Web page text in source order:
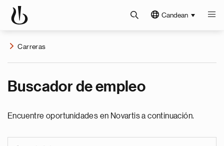
Candean
Carreras
Buscador de empleo
Encuentre oportunidades en Novartis a continuación.